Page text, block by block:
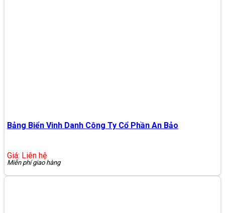
Bảng Biển Vinh Danh Công Ty Cổ Phần An Bảo
Giá: Liên hệ
Miễn phí giao hàng